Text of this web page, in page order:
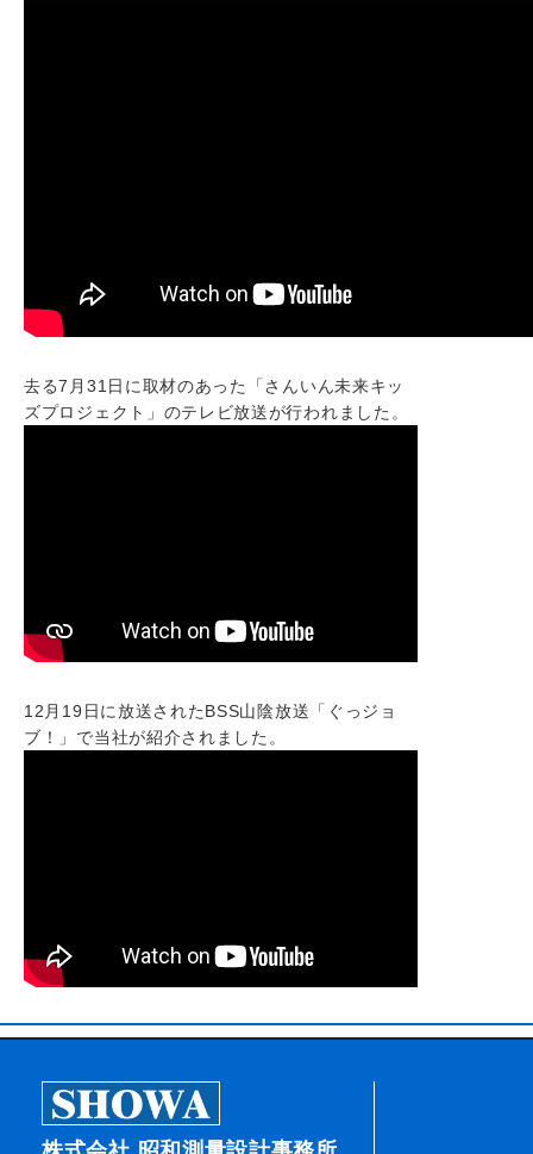
去る7月31日に取材のあった「さんいん未来キッ
ズプロジェクト」のテレビ放送が行われました。
12月19日に放送されたBSS山陰放送「ぐっジョ
ブ！」で当社が紹介されました。